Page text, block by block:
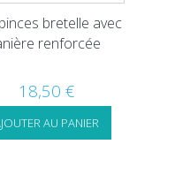
bretelle avec
renforcée
18,50 €
AU PANIER